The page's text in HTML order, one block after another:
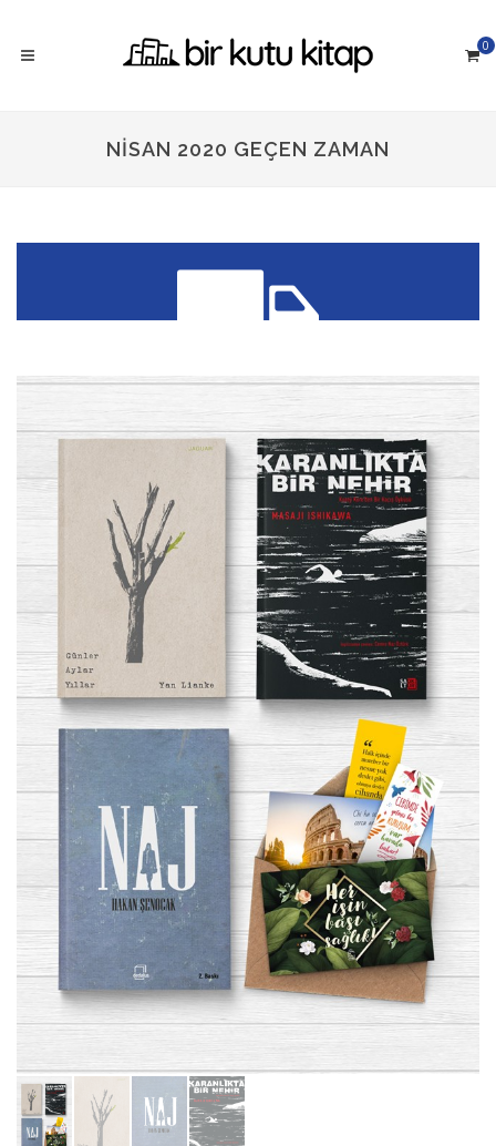
0
NISAN 2020 GEÇEN ZAMAN
300 TL üzeri siparişlerinizde
KARGO ÜCRETSİZ!